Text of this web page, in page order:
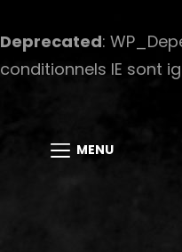
Deprecated:
conditionnels IE sont
MENU